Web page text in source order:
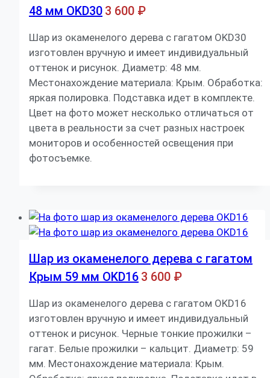
48 мм OKD30 3 600 ₽
Шар из окаменелого дерева с гагатом OKD30
изготовлен вручную и имеет индивидуальный
оттенок и рисунок. Диаметр: 48 мм.
Местонахождение материала: Крым. Обработка:
яркая полировка. Подставка идет в комплекте.
Цвет на фото может несколько отличаться от
цвета в реальности за счет разных настроек
мониторов и особенностей освещения при
фотосъемке.
Шар из окаменелого дерева с гагатом
Крым 59 мм OKD16 3 600 ₽
Шар из окаменелого дерева с гагатом OKD16
изготовлен вручную и имеет индивидуальный
оттенок и рисунок. Черные тонкие прожилки –
гагат. Белые прожилки – кальцит. Диаметр: 59
мм. Местонахождение материала: Крым.